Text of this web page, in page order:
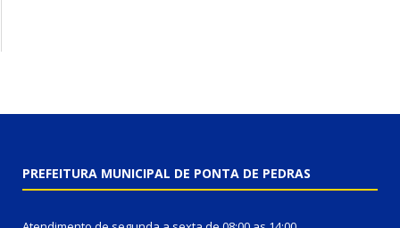
PREFEITURA MUNICIPAL DE PONTA DE PEDRAS